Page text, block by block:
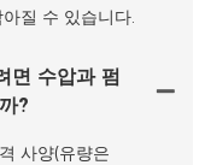
질 수 있습니다.
면 수압과 펌
?
사양(유량은